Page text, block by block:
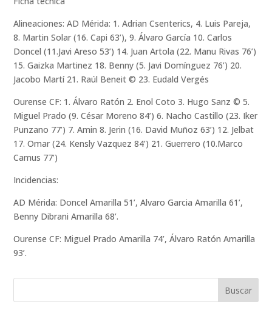
Alineaciones: AD Mérida: 1. Adrian Csenterics, 4. Luis Pareja,
8. Martin Solar (16. Capi 63’), 9. Álvaro García 10. Carlos
Doncel (11.Javi Areso 53’) 14. Juan Artola (22. Manu Rivas 76’)
15. Gaizka Martinez 18. Benny (5. Javi Domínguez 76’) 20.
Jacobo Martí 21. Raúl Beneit © 23. Eudald Vergés
Ourense CF: 1. Álvaro Ratón 2. Enol Coto 3. Hugo Sanz © 5.
Miguel Prado (9. César Moreno 84’) 6. Nacho Castillo (23. Iker
Punzano 77’) 7. Amin 8. Jerin (16. David Muñoz 63’) 12. Jelbat
17. Omar (24. Kensly Vazquez 84’) 21. Guerrero (10.Marco
Camus 77’)
Incidencias:
AD Mérida: Doncel Amarilla 51’, Alvaro Garcia Amarilla 61’,
Benny Dibrani Amarilla 68’.
Ourense CF: Miguel Prado Amarilla 74’, Álvaro Ratón Amarilla
93’.
Buscar